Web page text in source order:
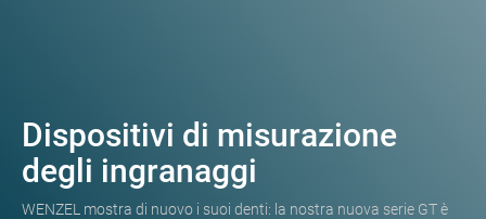
Dispositivi di misurazione
degli ingranaggi
WENZEL mostra di nuovo i suoi denti: la nostra nuova serie GT è